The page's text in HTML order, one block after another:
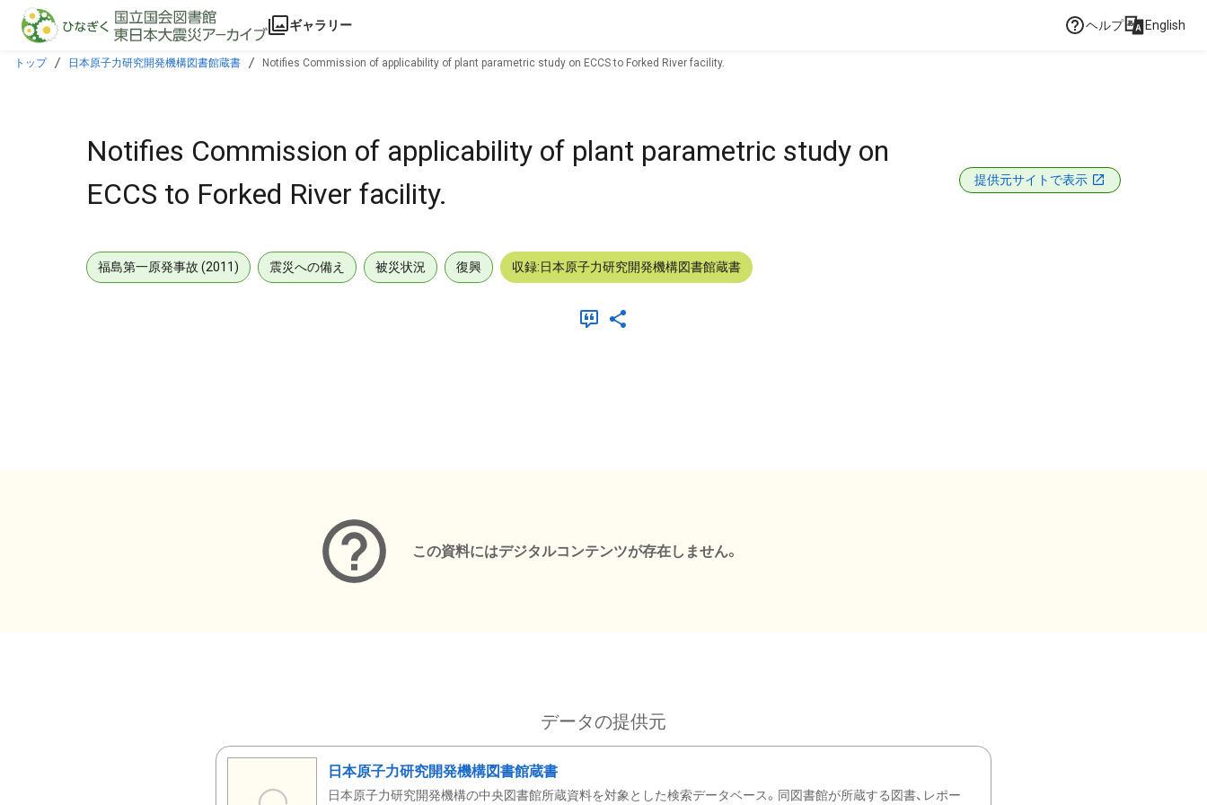
本文に飛ぶ
ギャラリー ヘルプ English
トップ 日本原子力研究開発機構図書館蔵書 Notifies Commission of applicability of plant parametric study on ECCS to Forked River facility.
Notifies Commission of applicability of plant parametric study on
ECCS to Forked River facility.
提供元サイトで表示
福島第一原発事故 (2011) 震災への備え 被災状況 復興 収録:日本原子力研究開発機構図書館蔵書
この資料にはデジタルコンテンツが存在しません。
データの提供元
日本原子力研究開発機構図書館蔵書
日本原子力研究開発機構の中央図書館所蔵資料を対象とした検索データベース。同図書館が所蔵する図書、レポー